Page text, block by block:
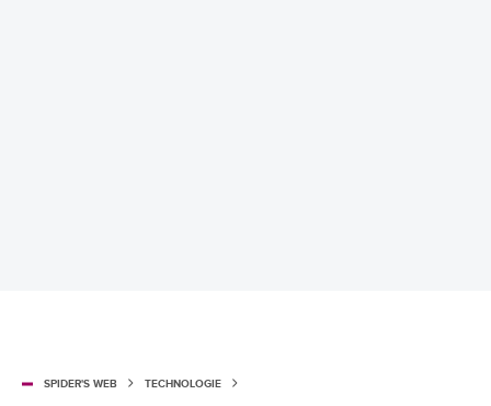
SPIDER'S WEB TECHNOLOGIE